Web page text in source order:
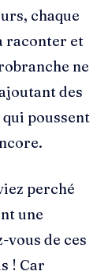
chaque
raconter et
ne
des
poussent
perché
une
de ces
! Car